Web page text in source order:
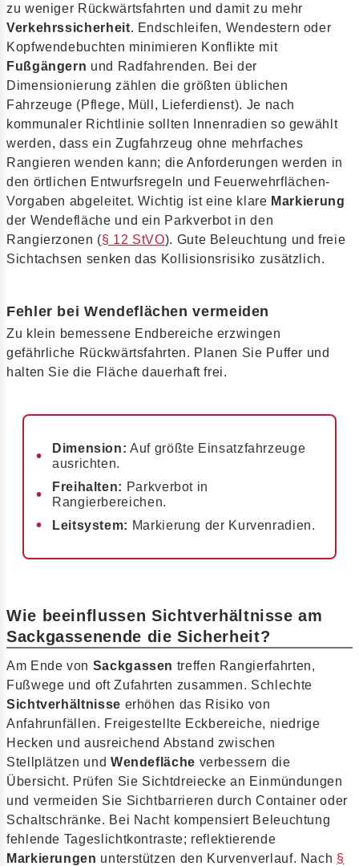
zu weniger Rückwärtsfahrten und damit zu mehr
Verkehrssicherheit. Endschleifen, Wendestern oder
Kopfwendebuchten minimieren Konflikte mit
Fußgängern und Radfahrenden. Bei der
Dimensionierung zählen die größten üblichen
Fahrzeuge (Pflege, Müll, Lieferdienst). Je nach
kommunaler Richtlinie sollten Innenradien so gewählt
werden, dass ein Zugfahrzeug ohne mehrfaches
Rangieren wenden kann; die Anforderungen werden in
den örtlichen Entwurfsregeln und Feuerwehrflächen-
Vorgaben abgeleitet. Wichtig ist eine klare Markierung
der Wendefläche und ein Parkverbot in den
Rangierzonen (§ 12 StVO). Gute Beleuchtung und freie
Sichtachsen senken das Kollisionsrisiko zusätzlich.
Fehler bei Wendeflächen vermeiden
Zu klein bemessene Endbereiche erzwingen
gefährliche Rückwärtsfahrten. Planen Sie Puffer und
halten Sie die Fläche dauerhaft frei.
Dimension: Auf größte Einsatzfahrzeuge
ausrichten.
Freihalten: Parkverbot in
Rangierbereichen.
Leitsystem: Markierung der Kurvenradien.
Wie beeinflussen Sichtverhältnisse am
Sackgassenende die Sicherheit?
Am Ende von Sackgassen treffen Rangierfahrten,
Fußwege und oft Zufahrten zusammen. Schlechte
Sichtverhältnisse erhöhen das Risiko von
Anfahrunfällen. Freigestellte Eckbereiche, niedrige
Hecken und ausreichend Abstand zwischen
Stellplätzen und Wendefläche verbessern die
Übersicht. Prüfen Sie Sichtdreiecke an Einmündungen
und vermeiden Sie Sichtbarrieren durch Container oder
Schaltschränke. Bei Nacht kompensiert Beleuchtung
fehlende Tageslichtkontraste; reflektierende
Markierungen unterstützen den Kurvenverlauf. Nach §